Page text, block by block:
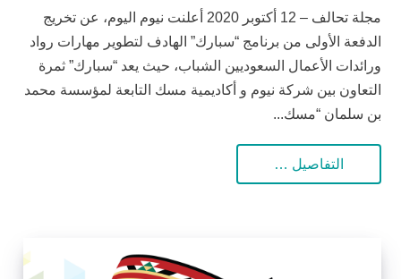
مجلة تحالف – 12 أكتوبر 2020 أعلنت نيوم اليوم، عن تخريج
الدفعة الأولى من برنامج “سبارك” الهادف لتطوير مهارات رواد
ورائدات الأعمال السعوديين الشباب، حيث يعد “سبارك” ثمرة
التعاون بين شركة نيوم و أكاديمية مسك التابعة لمؤسسة محمد
بن سلمان “مسك...
التفاصيل …